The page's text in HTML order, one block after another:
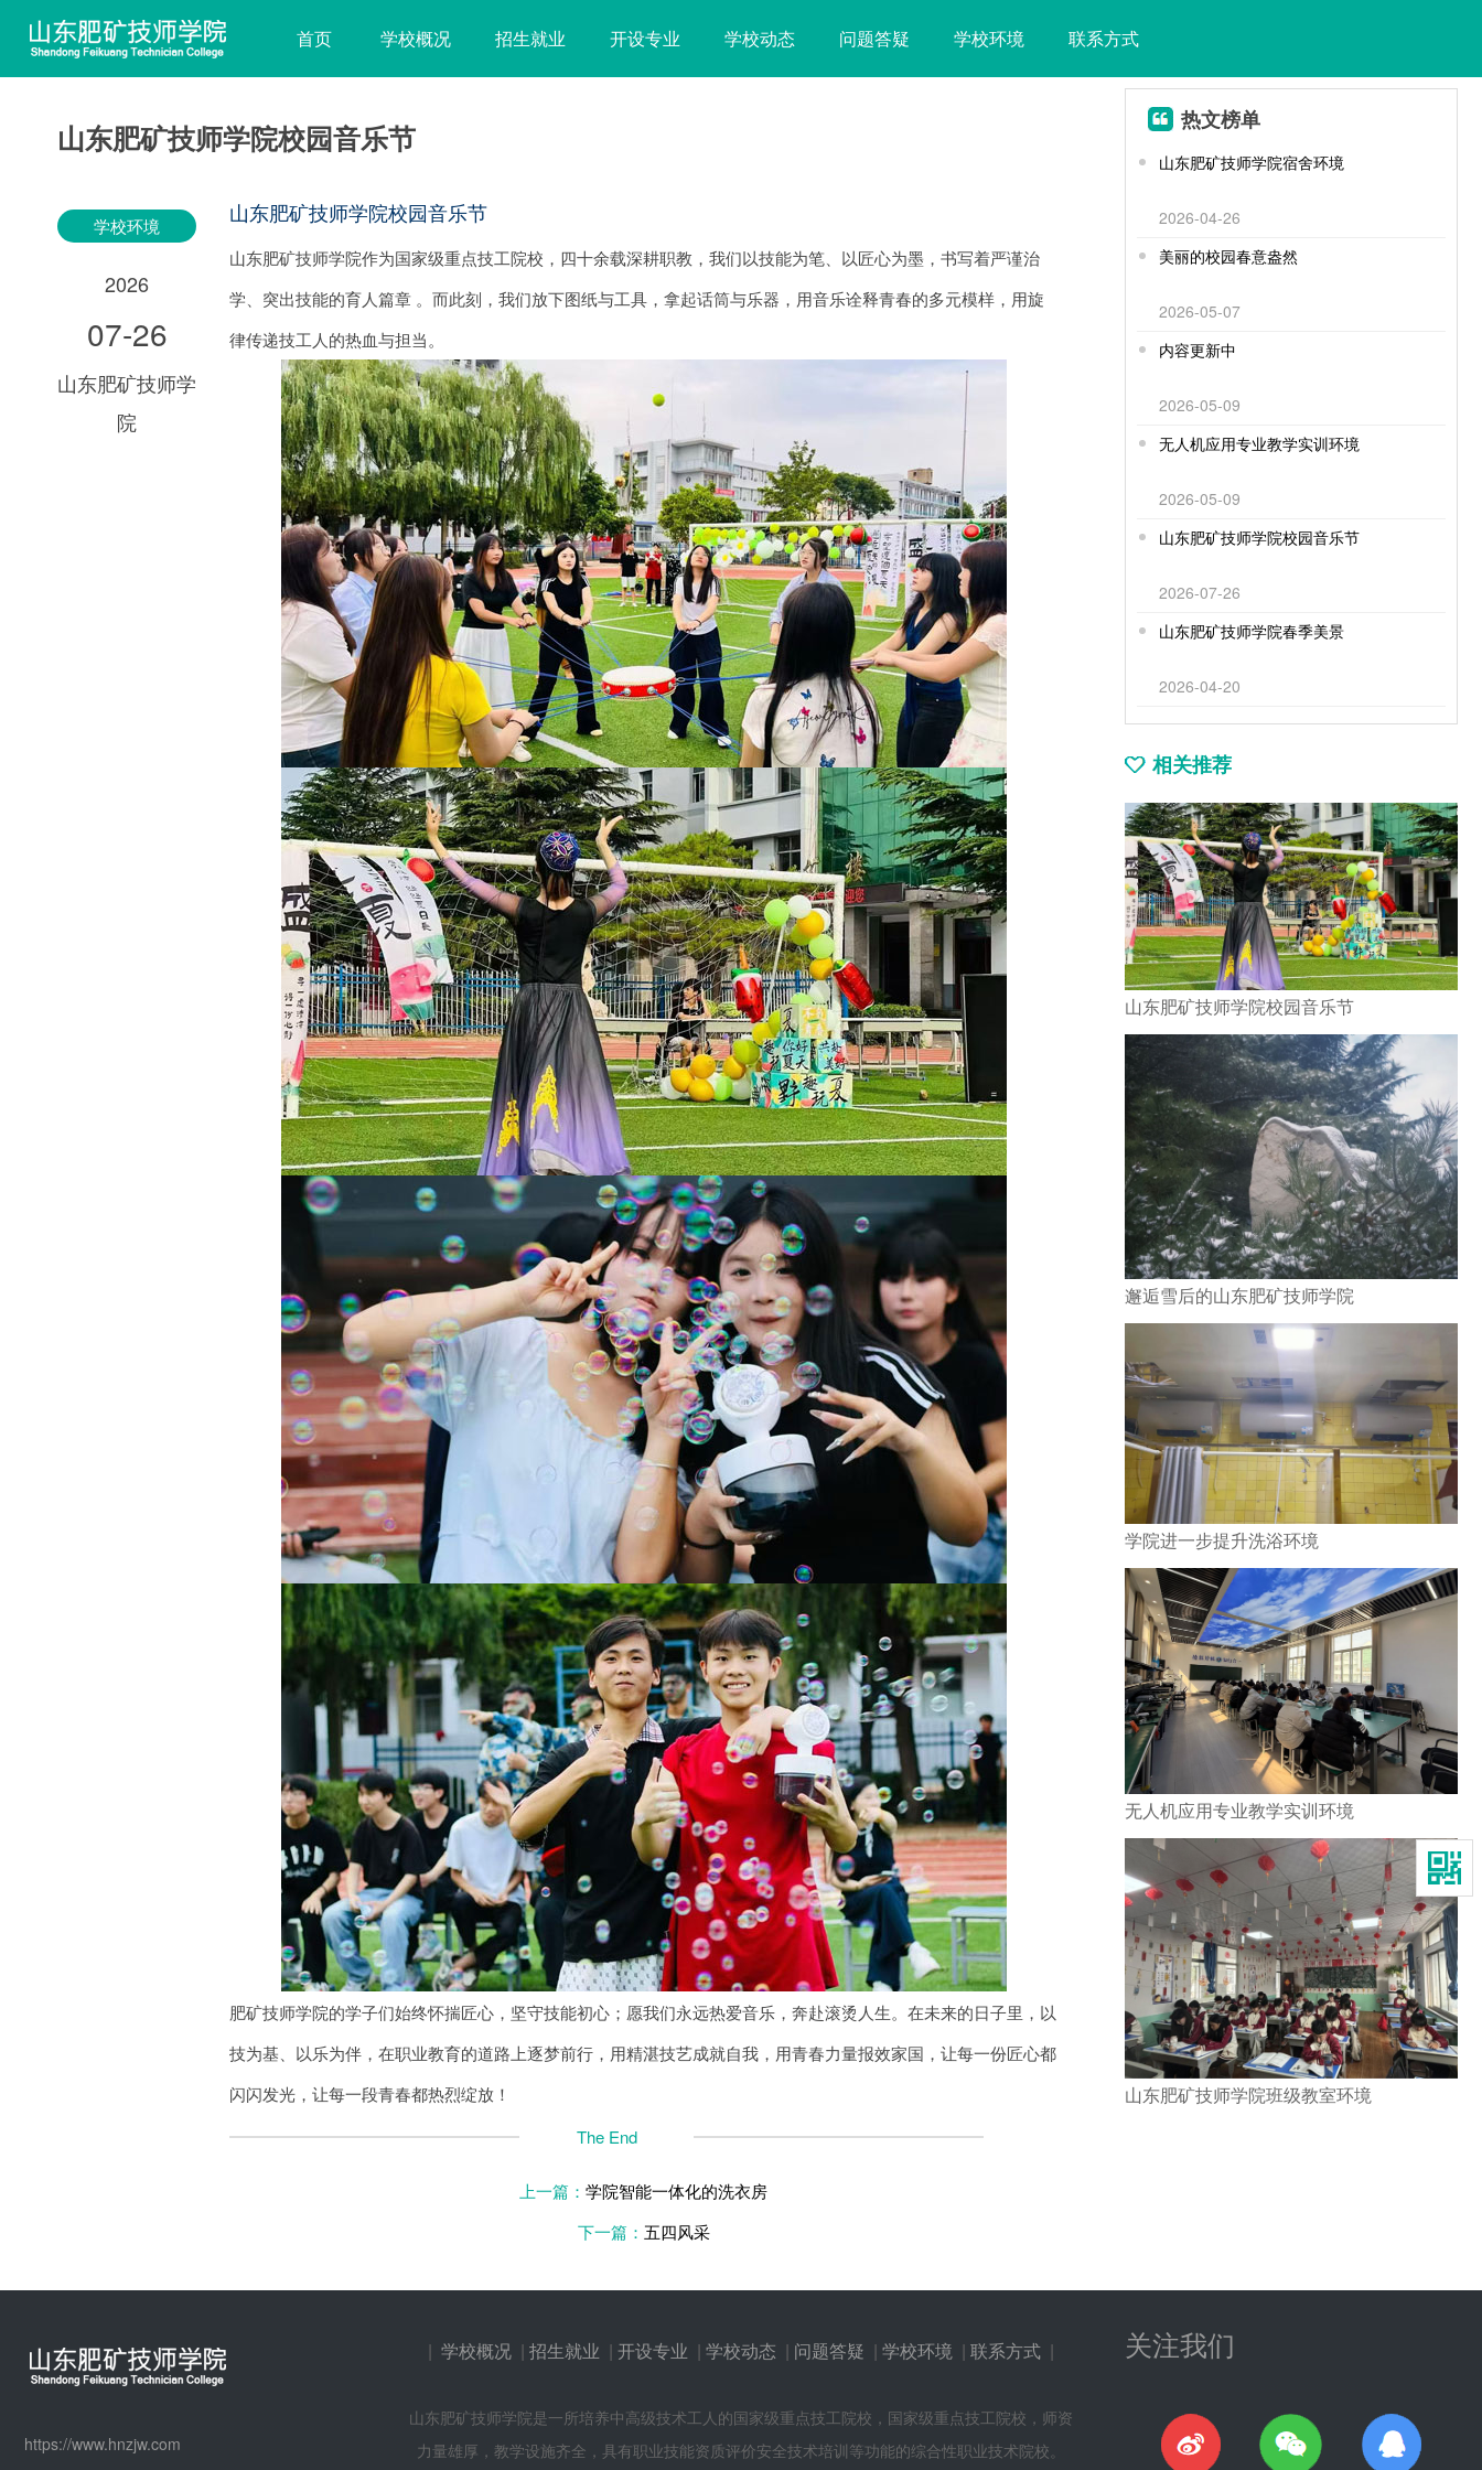
首页 学校概况 招生就业 开设专业 学校动态 问题答疑 学校环境 联系方式
山东肥矿技师学院校园音乐节
学校环境
2026
07-26
山东肥矿技师学
院
山东肥矿技师学院校园音乐节
山东肥矿技师学院作为国家级重点技工院校，四十余载深耕职教，我们以技能为笔、以匠心为墨，书写着严谨治
学、突出技能的育人篇章 。而此刻，我们放下图纸与工具，拿起话筒与乐器，用音乐诠释青春的多元模样，用旋
律传递技工人的热血与担当。
肥矿技师学院的学子们始终怀揣匠心，坚守技能初心；愿我们永远热爱音乐，奔赴滚烫人生。在未来的日子里，以
技为基、以乐为伴，在职业教育的道路上逐梦前行，用精湛技艺成就自我，用青春力量报效家国，让每一份匠心都
闪闪发光，让每一段青春都热烈绽放！
The End
上一篇：学院智能一体化的洗衣房
下一篇： 五四风采
热文榜单
山东肥矿技师学院宿舍环境
2026-04-26
美丽的校园春意盎然
2026-05-07
内容更新中
2026-05-09
无人机应用专业教学实训环境
2026-05-09
山东肥矿技师学院校园音乐节
2026-07-26
山东肥矿技师学院春季美景
2026-04-20
相关推荐
山东肥矿技师学院校园音乐节
邂逅雪后的山东肥矿技师学院
学院进一步提升洗浴环境
无人机应用专业教学实训环境
山东肥矿技师学院班级教室环境
https://www.hnzjw.com
| 学校概况 | 招生就业 | 开设专业 | 学校动态 | 问题答疑 | 学校环境 | 联系方式 |
山东肥矿技师学院是一所培养中高级技术工人的国家级重点技工院校，国家级重点技工院校，师资
力量雄厚，教学设施齐全，具有职业技能资质评价安全技术培训等功能的综合性职业技术院校。
关注我们